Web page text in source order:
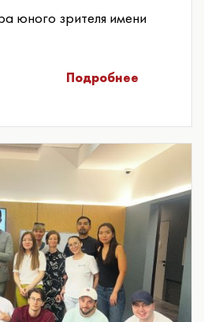
юного зрителя имени
Подробнее